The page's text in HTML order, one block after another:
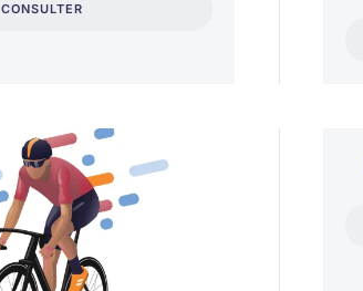
CONSULTER